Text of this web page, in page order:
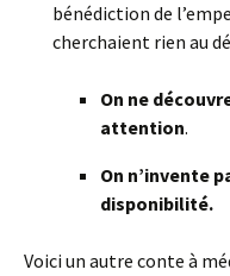
bénédiction de
cherchaient rien au
On ne
attention.
On n’invente
disponibilité.
Voici un autre conte à